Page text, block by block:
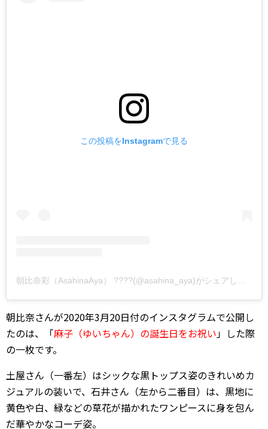
この投稿をInstagramで見る
朝比奈さんが2020年3月20日付のインスタグラムで公開し
たのは、「麻子（ゆいちゃん）の誕生日をお祝い」した際
の一枚です。
土屋さん（一番左）はシックな黒トップス姿のきれいめカ
ジュアルの装いで、石井さん（左から二番目）は、黒地に
黄色や白、緑などの草花が描かれたワンピースに身を包ん
だ華やかなコーデ姿。